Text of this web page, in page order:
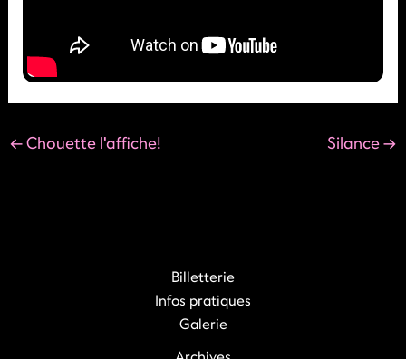
←Chouette l'affiche! Silance→
Billetterie
Infos pratiques
Galerie